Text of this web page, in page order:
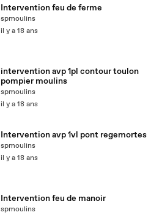
Intervention feu de ferme
spmoulins
il y a 18 ans
intervention avp 1pl contour toulon
pompier moulins
spmoulins
il y a 18 ans
Intervention avp 1vl pont regemortes
spmoulins
il y a 18 ans
Intervention feu de manoir
spmoulins